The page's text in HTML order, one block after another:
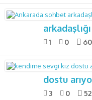
arkadaşlığı
1 0
dostu
3 0